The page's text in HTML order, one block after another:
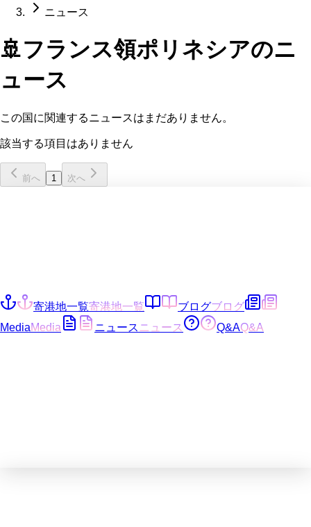
ニュース
🚢フランス領ポリネシアのニ
ュース
この国に関連するニュースはまだありません。
該当する項目はありません
前へ 1 次へ
寄港地一覧寄港地一覧 ブログブログ
MediaMedia ニュース ニュース Q&AQ&A